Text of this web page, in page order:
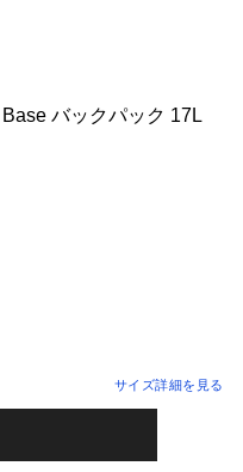
バックパック 17L
サイズ詳細を見る